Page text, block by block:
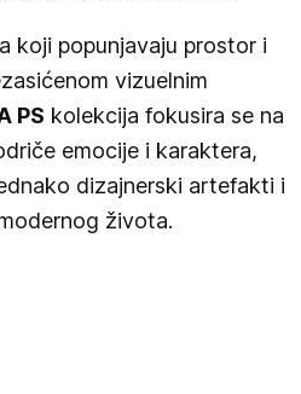
koji popunjavaju prostor i
vizuelnim
PS kolekcija fokusira se na
emocije i karaktera,
dizajnerski artefakti i
života.